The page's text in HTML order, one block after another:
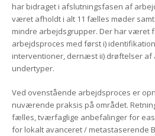
har bidraget i afslutningsfasen af
været afholdt i alt 11 fælles møder
mindre arbejdsgrupper. Der har været
arbejdsproces med først i)
interventioner, dernæst ii) drøftelser af
undertyper.
Ved ovenstående arbejdsproces er
nuværende praksis på området.
fælles, tværfaglige anbefalinger for
for lokalt avanceret / metastaserende